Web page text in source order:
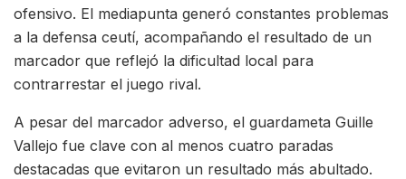
ofensivo. El mediapunta generó constantes problemas
a la defensa ceutí, acompañando el resultado de un
marcador que reflejó la dificultad local para
contrarrestar el juego rival.
A pesar del marcador adverso, el guardameta Guille
Vallejo fue clave con al menos cuatro paradas
destacadas que evitaron un resultado más abultado.